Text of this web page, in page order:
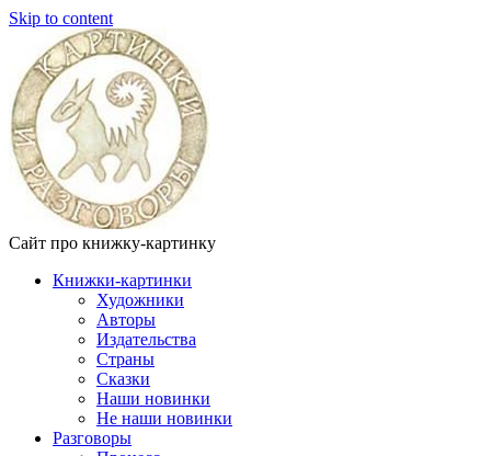
Skip to content
Сайт про книжку-картинку
Книжки-картинки
Художники
Авторы
Издательства
Страны
Сказки
Наши новинки
Не наши новинки
Разговоры